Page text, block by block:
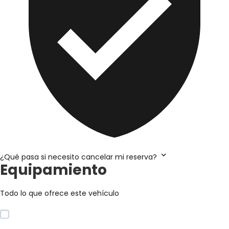
¿Qué pasa si necesito cancelar mi reserva?
Equipamiento
Todo lo que ofrece este vehículo